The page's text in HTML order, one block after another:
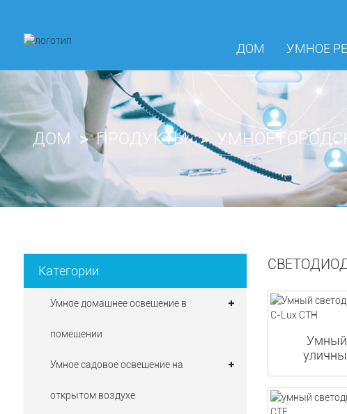
ДОМ УМНОЕ
ДОМ ПРОДУКТЫ УМНОЕ
Категории
Умное домашнее освещение в
помещении
Умное садовое освещение на
открытом воздухе
Умный